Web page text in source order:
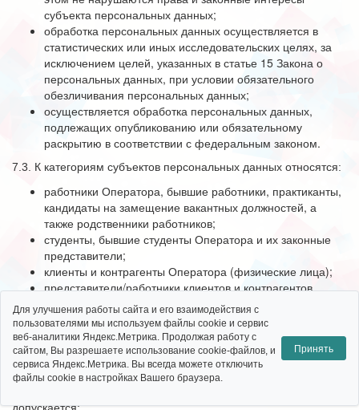
субъекта персональных данных;
обработка персональных данных осуществляется в
статистических или иных исследовательских целях, за
исключением целей, указанных в статье 15 Закона о
персональных данных, при условии обязательного
обезличивания персональных данных;
осуществляется обработка персональных данных,
подлежащих опубликованию или обязательному
раскрытию в соответствии с федеральным законом.
7.3. К категориям субъектов персональных данных относятся:
работники Оператора, бывшие работники, практиканты,
кандидаты на замещение вакантных должностей, а
также родственники работников;
студенты, бывшие студенты Оператора и их законные
представители;
клиенты и контрагенты Оператора (физические лица);
представители/работники клиентов и контрагентов
оператора (юридических лиц);
пользователи сайта.
7.4. Обработка специальных категорий персональных данных,
касающихся расовой, национальной принадлежности,
политических взглядов, религиозных или философских
Для улучшения работы сайта и его взаимодействия с
пользователями мы используем файлы cookie и сервис
веб-аналитики Яндекс.Метрика. Продолжая работу с
сайтом, Вы разрешаете использование cookie-файлов, и
сервиса Яндекс.Метрика. Вы всегда можете отключить
файлы cookie в настройках Вашего браузера.
Принять